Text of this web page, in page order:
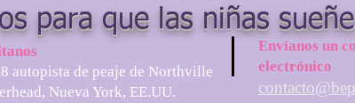
para que las niñas
autopista de peaje de Northville
Nueva York, EE.UU.
Envíanos un
electrónico